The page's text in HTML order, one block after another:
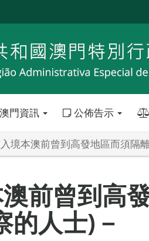
門資訊 公佈告示
境本澳前曾到高發地區而須隔
前曾到高
的人士)－